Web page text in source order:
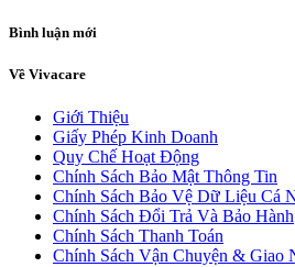
Bình luận mới
Về Vivacare
Giới Thiệu
Giấy Phép Kinh Doanh
Quy Chế Hoạt Động
Chính Sách Bảo Mật Thông Tin
Chính Sách Bảo Vệ Dữ Liệu Cá
Chính Sách Đổi Trả Và Bảo Hành
Chính Sách Thanh Toán
Chính Sách Vận Chuyện & Giao